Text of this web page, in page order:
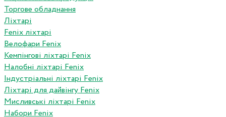
Торгове обладнання
Ліхтарі
Fenix ліхтарі
Велофари Fenix
Кемпінгові ліхтарі Fenix
Налобні ліхтарі Fenix
Індустріальні ліхтарі Fenix
Ліхтарі для дайвінгу Fenix
Мисливські ліхтарі Fenix
Набори Fenix